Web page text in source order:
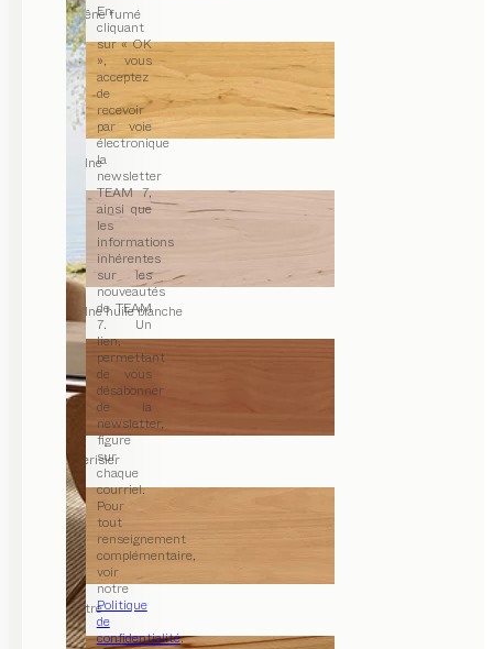
En
cliquant
sur « OK
», vous
acceptez
de
recevoir
par voie
électronique
la
newsletter
TEAM 7,
ainsi que
les
informations
inhérentes
sur les
nouveautés
de TEAM
7. Un
lien,
permettant
de vous
désabonner
de la
newsletter,
figure
sur
chaque
courriel.
Pour
tout
renseignement
complémentaire,
voir
notre
Politique
de
confidentialité.
chêne fumé
aulne
aulne huile blanche
merisier
hêtre